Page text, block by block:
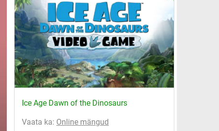
Ice Age Dawn of the Dinosaurs
Vaata ka: Online mängud